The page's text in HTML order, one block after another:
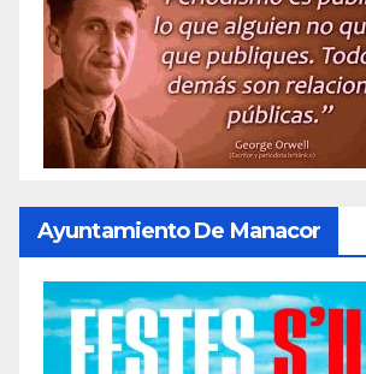
Ayuntamiento De Manacor